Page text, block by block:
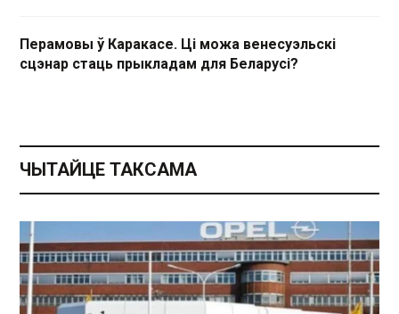
Перамовы ў Каракасе. Ці можа венесуэльскі
сцэнар стаць прыкладам для Беларусі?
ЧЫТАЙЦЕ ТАКСАМА